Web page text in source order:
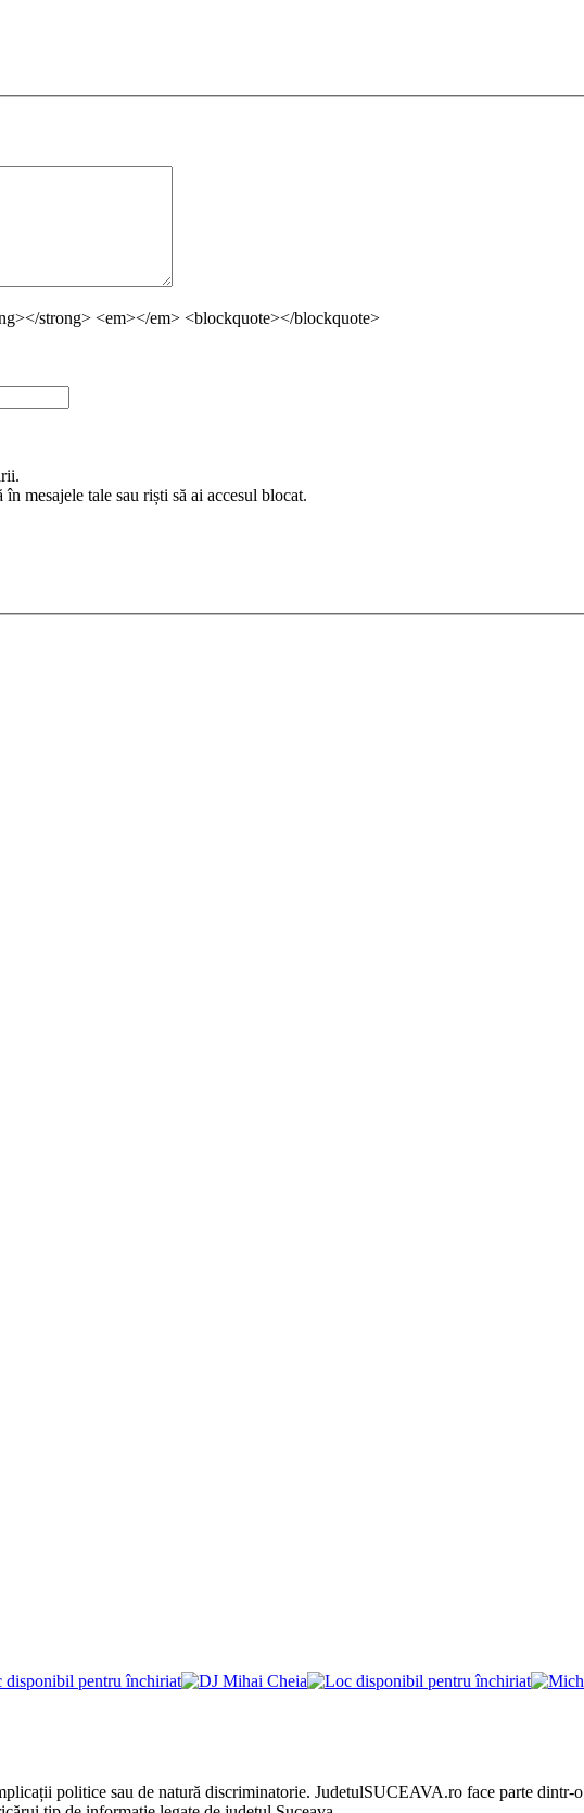
strong> <em></em> <blockquote></blockquote>
mesajele tale sau riști să ai accesul blocat.
politice sau de natură discriminatorie. JudetulSUCEAVA.ro face parte dintr-o